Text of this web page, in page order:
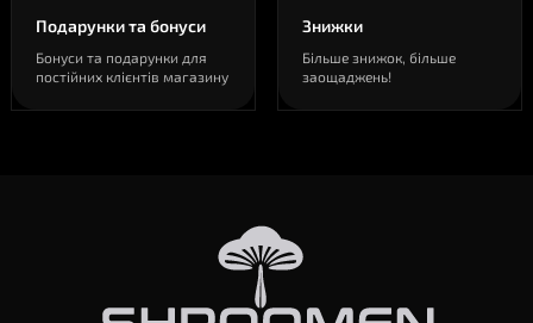
Подарунки та бонуси
Бонуси та подарунки для
постійних клієнтів магазину
Знижки
Більше знижок, більше
заощаджень!